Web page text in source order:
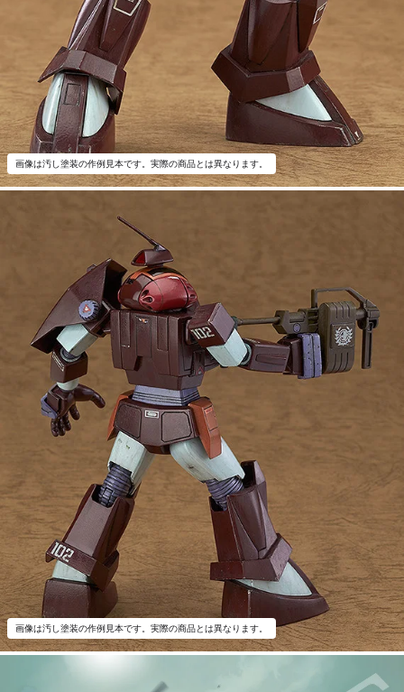
画像は汚し塗装の作例見本です。実際の商品とは異なります。
画像は汚し塗装の作例見本です。実際の商品とは異なります。